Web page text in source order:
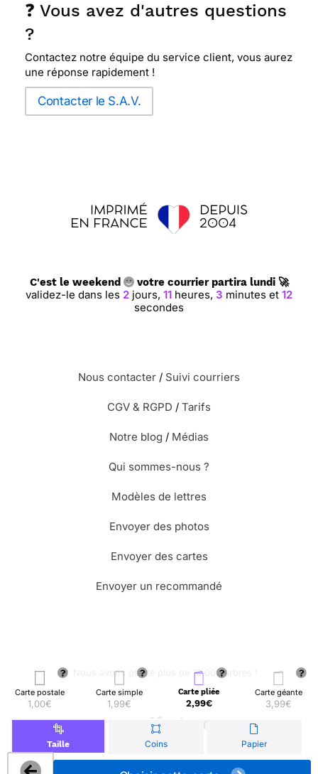
Carte postale
1,00€
Carte simple
1,99€
Carte pliée
2,99€
Carte géante
3,99€
Taille Coins Papier
❓ Vous avez d'autres questions
?
Contactez notre équipe du service client, vous aurez
une réponse rapidement !
Contacter le S.A.V.
C'est le weekend votre courrier partira lundi 🚀
validez-le dans les 2 jours, 11 heures, 3 minutes et 12
secondes
Nous contacter / Suivi courriers
CGV & RGPD / Tarifs
Notre blog / Médias
Qui sommes-nous ?
Modèles de lettres
Envoyer des photos
Envoyer des cartes
Envoyer un recommandé
🌳 Nous avons planté plus de 13.000 arbres !
© Merci Facteur